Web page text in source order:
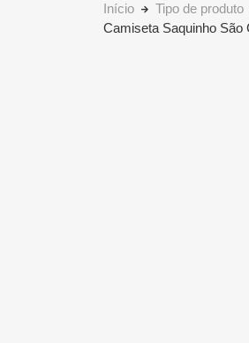
Início Tipo de produto
Camiseta Saquinho São